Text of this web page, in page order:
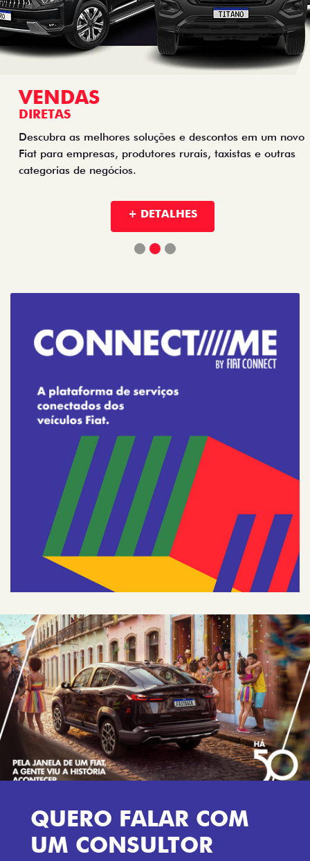
VENDAS
DIRETAS
Descubra as melhores soluções e descontos em um novo
Fiat para empresas, produtores rurais, taxistas e outras
categorias de negócios.
+ DETALHES
QUERO FALAR COM
UM CONSULTOR